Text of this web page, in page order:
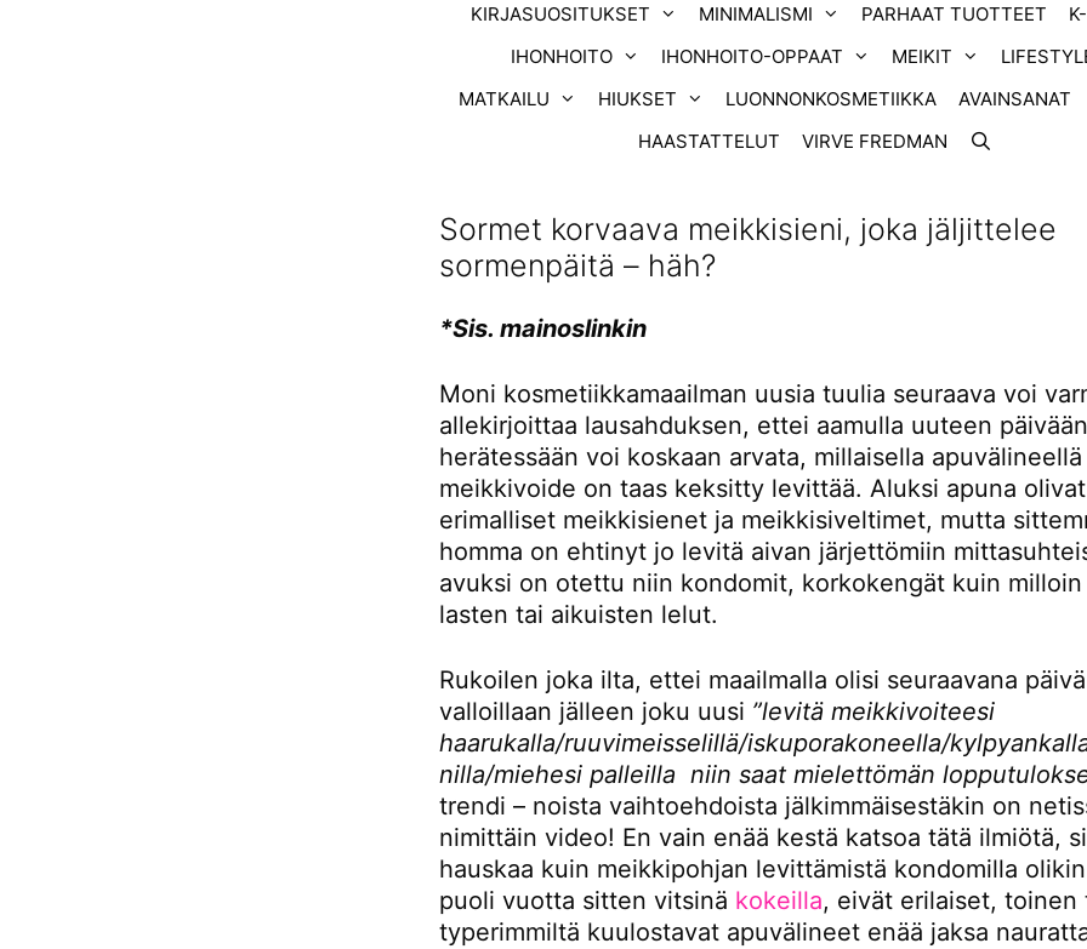
KIRJASUOSITUKSET MINIMALISMI PARHAAT TUOTTEET
IHONHOITO
IHONHOITO-OPPAAT MEIKIT
MATKAILU
HIUKSET LUONNONKOSMETIIKKA
AVAINSANAT
HAASTATTELUT
VIRVE FREDMAN
Sormet korvaava meikkisieni, joka jäljittelee
sormenpäitä – häh?
*Sis. mainoslinkin
Moni kosmetiikkamaailman uusia tuulia seuraava voi
allekirjoittaa lausahduksen, ettei aamulla uuteen päivään
herätessään voi koskaan arvata, millaisella apuvälineellä
meikkivoide on taas keksitty levittää. Aluksi apuna olivat
erimalliset meikkisienet ja meikkisiveltimet, mutta
homma on ehtinyt jo levitä aivan järjettömiin
avuksi on otettu niin kondomit, korkokengät kuin
lasten tai aikuisten lelut.
Rukoilen joka ilta, ettei maailmalla olisi seuraavana
valloillaan jälleen joku uusi ”levitä meikkivoiteesi
haarukalla/ruuvimeisselillä/iskuporakoneella/
nilla/miehesi palleilla niin saat mielettömän
trendi – noista vaihtoehdoista jälkimmäisestäkin on
nimittäin video! En vain enää kestä katsoa tätä ilmiötä,
hauskaa kuin meikkipohjan levittämistä kondomilla
puoli vuotta sitten vitsinä kokeilla, eivät erilaiset, toinen
typerimmiltä kuulostavat apuvälineet enää jaksa